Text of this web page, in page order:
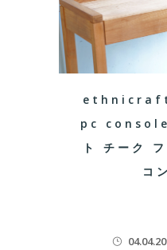
pc console
ト チーク
コ